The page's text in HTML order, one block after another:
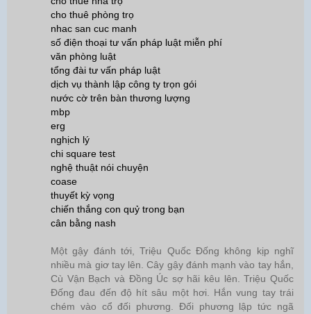
cho thuê phòng trọ
nhac san cuc manh
số điện thoại tư vấn pháp luật miễn phí
văn phòng luật
tổng đài tư vấn pháp luật
dịch vụ thành lập công ty trọn gói
nước cờ trên bàn thương lượng
mbp
erg
nghịch lý
chi square test
nghệ thuật nói chuyện
coase
thuyết kỳ vọng
chiến thắng con quỷ trong bạn
cân bằng nash
Một gậy đánh tới, Triệu Quốc Đống không kịp nghĩ
nhiều mà giơ tay lên. Cây gậy đánh mạnh vào tay hắn,
Cù Vận Bạch và Đồng Úc sợ hãi kêu lên. Triệu Quốc
Đống đau đến độ hít sâu một hơi. Hắn vung tay trái
chém vào cổ đối phương. Đối phương lập tức ngã